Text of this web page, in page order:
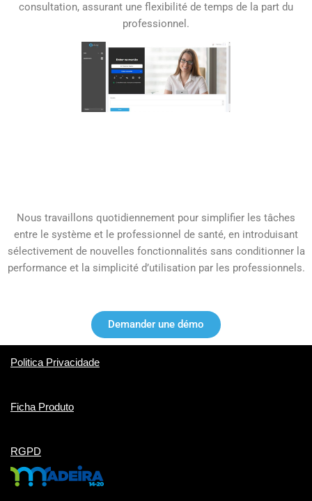
consultation, assurant une flexibilité de temps de la part du
professionnel.
Nous travaillons quotidiennement pour simplifier les tâches
entre le système et le professionnel de santé, en introduisant
sélectivement de nouvelles fonctionnalités sans conditionner la
performance et la simplicité d’utilisation par les professionnels.
Demander une démo
Politica Privacidade
Ficha Produto
RGPD